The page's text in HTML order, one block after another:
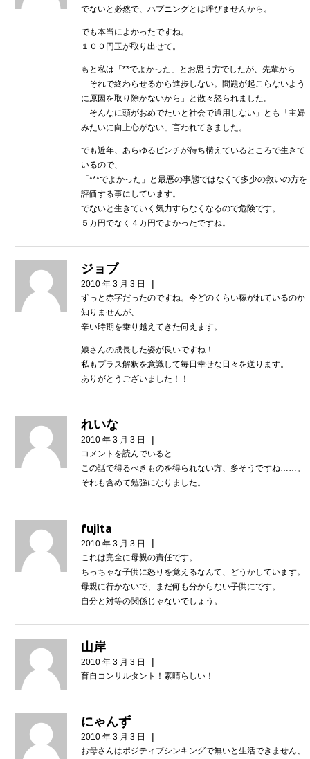
でないと必然で、ハプニングとは呼びませんから。
でも本当によかったですね。
１００円玉が取り出せて。
もと私は「**でよかった」とお思う方でしたが、先輩から
「それで終わらせるから進歩しない。問題が起こらないよう
に原因を取り除かないから」と散々怒られました。
「そんなに頭がおめでたいと社会で通用しない」とも「主婦
みたいに向上心がない」言われてきました。
でも近年、あらゆるピンチが待ち構えているところで生きて
いるので、
「***でよかった」と最悪の事態ではなくて多少の救いの方を
評価する事にしています。
でないと生きていく気力すらなくなるので危険です。
５万円でなく４万円でよかったですね。
ジョブ
2010 年 3 月 3 日 |
ずっと赤字だったのですね。今どのくらい稼がれているのか
知りませんが、
辛い時期を乗り越えてきた伺えます。
娘さんの成長した姿が良いですね！
私もプラス解釈を意識して毎日幸せな日々を送ります。
ありがとうございました！！
れいな
2010 年 3 月 3 日 |
コメントを読んでいると……
この話で得るべきものを得られない方、多そうですね……。
それも含めて勉強になりました。
fujita
2010 年 3 月 3 日 |
これは完全に母親の責任です。
ちっちゃな子供に怒りを覚えるなんて、どうかしています。
母親に行かないで、まだ何も分からない子供にです。
自分と対等の関係じゃないでしょう。
山岸
2010 年 3 月 3 日 |
育自コンサルタント！素晴らしい！
にゃんず
2010 年 3 月 3 日 |
お母さんはポジティブシンキングで無いと生活できません、